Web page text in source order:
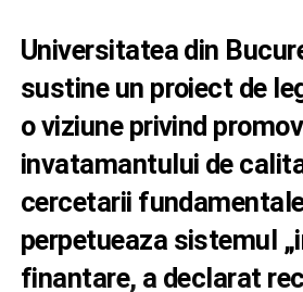
Universitatea din
sustine un proiect de
o viziune privind
invatamantului de
cercetarii
perpetueaza sistemul
finantare, a declarat